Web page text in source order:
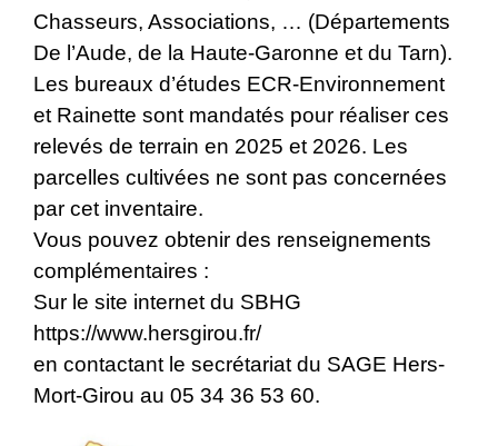
Chasseurs, Associations, … (Départements
De l’Aude, de la Haute-Garonne et du Tarn).
Les bureaux d’études ECR-Environnement
et Rainette sont mandatés pour réaliser ces
relevés de terrain en 2025 et 2026. Les
parcelles cultivées ne sont pas concernées
par cet inventaire.
Vous pouvez obtenir des renseignements
complémentaires :
Sur le site internet du SBHG
https://www.hersgirou.fr/
en contactant le secrétariat du SAGE Hers-
Mort-Girou au 05 34 36 53 60.